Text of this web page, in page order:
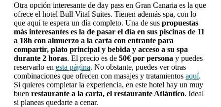
Otra opción interesante de day pass en Gran Canaria es la que
ofrece el hotel Bull Vital Suites. Tienen además spa, con lo
que aquí te espera un día completo. Una de sus propuestas
más interesantes es la de pasar el día en sus piscinas de 11
a 18h con almuerzo a la carta con entrante para
compartir, plato principal y bebida y acceso a su spa
durante 2 horas. El precio es de 50€ por persona y puedes
reservarlo en esta página. No obstante, puedes ver otras
combinaciones que ofrecen con masajes y tratamientos aquí.
Si quieres completar la experiencia, en este hotel hay un muy
buen restaurante a la carta, el restaurante Atlántico. Ideal
si planeas quedarte a cenar.